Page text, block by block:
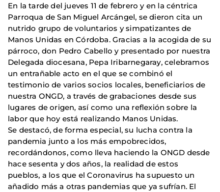
En la tarde del jueves 11 de febrero y en la céntrica
Parroqua de San Miguel Arcángel, se dieron cita un
nutrido grupo de voluntarios y simpatizantes de
Manos Unidas en Córdoba. Gracias a la acogida de su
párroco, don Pedro Cabello y presentado por nuestra
Delegada diocesana, Pepa Iribarnegaray, celebramos
un entrañable acto en el que se combinó el
testimonio de varios socios locales, beneficiarios de
nuestra ONGD, a través de grabaciones desde sus
lugares de origen, así como una reflexión sobre la
labor que hoy está realizando Manos Unidas.
Se destacó, de forma especial, su lucha contra la
pandemia junto a los más empobrecidos,
recordándonos, como lleva haciendo la ONGD desde
hace sesenta y dos años, la realidad de estos
pueblos, a los que el Coronavirus ha supuesto un
añadido más a otras pandemias que ya sufrían. El